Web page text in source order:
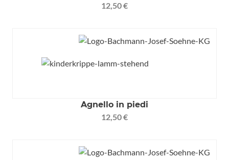
12,50 €
Agnello in piedi
12,50 €